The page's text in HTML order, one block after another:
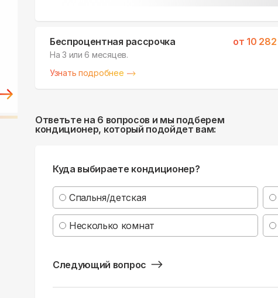
Беспроцентная рассрочка от 10 282
На 3 или 6 месяцев.
Узнать подробнее
Ответьте на 6 вопросов и мы подберем
кондиционер, который подойдет вам:
Куда выбираете кондиционер?
Спальня/детская
Несколько комнат
Следующий вопрос